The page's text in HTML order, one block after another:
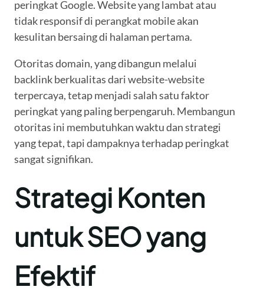
peringkat Google. Website yang lambat atau
tidak responsif di perangkat mobile akan
kesulitan bersaing di halaman pertama.
Otoritas domain, yang dibangun melalui
backlink berkualitas dari website-website
terpercaya, tetap menjadi salah satu faktor
peringkat yang paling berpengaruh. Membangun
otoritas ini membutuhkan waktu dan strategi
yang tepat, tapi dampaknya terhadap peringkat
sangat signifikan.
Strategi Konten
untuk SEO yang
Efektif